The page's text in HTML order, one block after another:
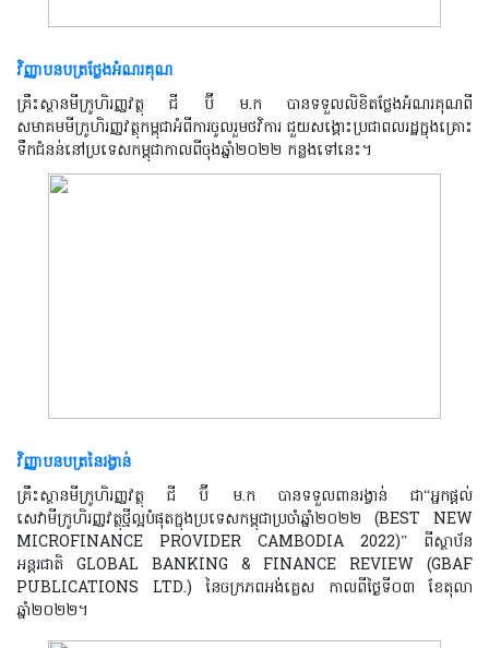
វិញ្ញាបនបត្រថ្លែងអំណរគុណ
គ្រឹះស្ថានមីក្រូហិរញ្ញវត្ថុ ជី ប៊ី ម.ក បានទទួលលិខិតថ្លែងអំណរគុណពី
សមាគមមីក្រូហិរញ្ញវត្ថុកម្ពុជាអំពីការចូលរួមថវិការ ជួយសង្គោះប្រជាពលរដ្ឋក្នុងគ្រោះ
ទឹកជំនន់នៅប្រទេសកម្ពុជាកាលពីចុងឆ្នាំ២០២២ កន្លងទៅនេះ។
វិញ្ញាបនបត្រនៃរង្វាន់
គ្រឹះស្ថានមីក្រូហិរញ្ញវត្ថុ
ជី ប៊ី ម.ក បានទទួលពានរង្វាន់ ជា“អ្នកផ្តល់
សេវាមីក្រូហិរញ្ញវត្ថុថ្មីល្អបំផុតក្នុងប្រទេសកម្ពុជាប្រចាំឆ្នាំ២០២២ (BEST NEW
MICROFINANCE PROVIDER CAMBODIA 2022)” ពីស្ថាប័ន
អន្តរជាតិ GLOBAL BANKING & FINANCE REVIEW (GBAF
PUBLICATIONS LTD.) នៃចក្រភពអង់គ្លេស កាលពីថ្ងៃទី០៣ ខែតុលា
ឆ្នាំ២០២២។